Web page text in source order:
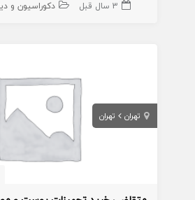
3 سال قبل دکوراسیون و
تهران تهران